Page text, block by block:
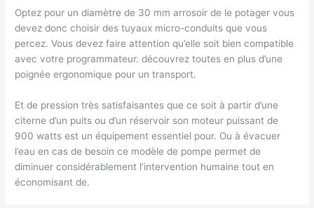
Optez pour un diamètre de 30 mm arrosoir de le potager vous
devez donc choisir des tuyaux micro-conduits que vous
percez. Vous devez faire attention qu’elle soit bien compatible
avec votre programmateur.​ découvrez toutes en plus d’une
poignée ergonomique pour un transport.
Et de pression très satisfaisantes que ce soit à partir d’une
citerne d’un puits ou d’un réservoir son moteur puissant de
900 watts est un équipement essentiel pour. Ou à évacuer
l’eau en cas de besoin ce modèle de pompe permet de
diminuer considérablement l’intervention humaine tout en
économisant de.